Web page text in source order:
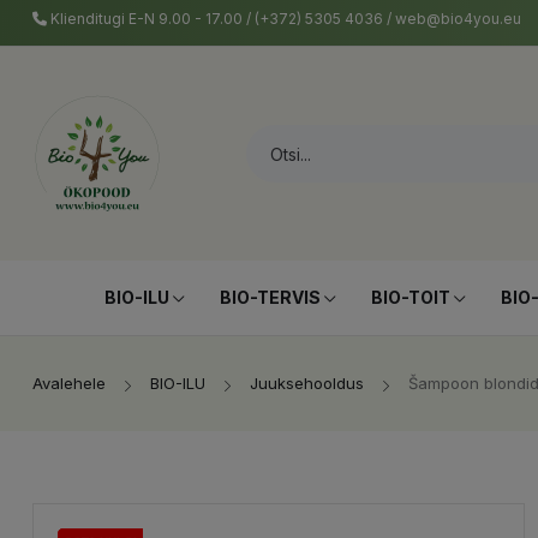
Klienditugi E-N 9.00 - 17.00 / (+372) 5305 4036 / web@bio4you.eu
BIO-ILU BIO-TERVIS BIO-TOIT
Avalehele BIO-ILU Juuksehooldus Šampoon